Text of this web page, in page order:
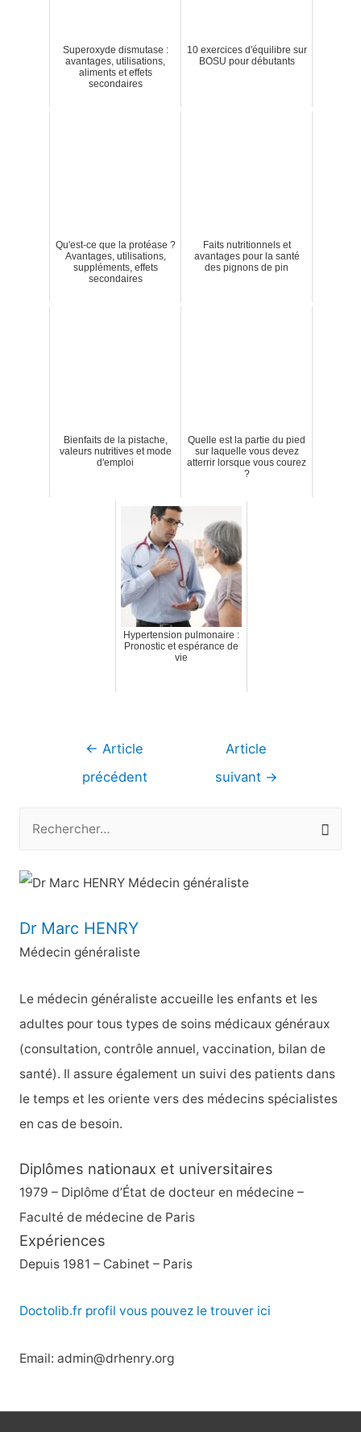
Superoxyde dismutase :
avantages, utilisations,
aliments et effets
secondaires
10 exercices d'équilibre sur
BOSU pour débutants
Qu'est-ce que la protéase ?
Avantages, utilisations,
suppléments, effets
secondaires
Faits nutritionnels et
avantages pour la santé
des pignons de pin
Bienfaits de la pistache,
valeurs nutritives et mode
d'emploi
Quelle est la partie du pied
sur laquelle vous devez
atterrir lorsque vous courez
?
Hypertension pulmonaire :
Pronostic et espérance de
vie
Navigation
← Article
précédent
Article
suivant →
c
e
r
h
e
r
:
Dr Marc HENRY
Médecin généraliste
Le médecin généraliste accueille les enfants et les
adultes pour tous types de soins médicaux généraux
(consultation, contrôle annuel, vaccination, bilan de
santé). Il assure également un suivi des patients dans
le temps et les oriente vers des médecins spécialistes
en cas de besoin.
Diplômes nationaux et universitaires
1979 – Diplôme d’État de docteur en médecine –
Faculté de médecine de Paris
Expériences
Depuis 1981 – Cabinet – Paris
Doctolib.fr profil vous pouvez le trouver ici
Email: admin@drhenry.org